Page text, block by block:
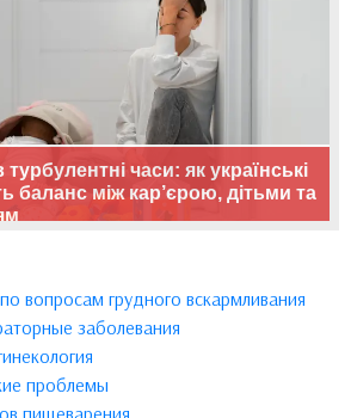
часи: як українські
баланс між кар’єрою, дітьми та
вопросам грудного вскармливания
заболевания
проблемы